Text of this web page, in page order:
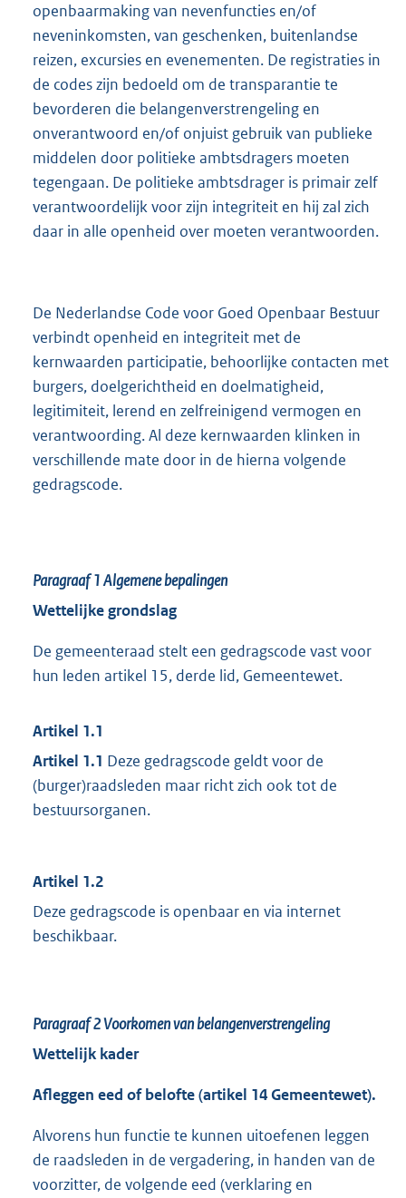
openbaarmaking van nevenfuncties en/of
neveninkomsten, van geschenken, buitenlandse
reizen, excursies en evenementen. De registraties in
de codes zijn bedoeld om de transparantie te
bevorderen die belangenverstrengeling en
onverantwoord en/of onjuist gebruik van publieke
middelen door politieke ambtsdragers moeten
tegengaan. De politieke ambtsdrager is primair zelf
verantwoordelijk voor zijn integriteit en hij zal zich
daar in alle openheid over moeten verantwoorden.
De Nederlandse Code voor Goed Openbaar Bestuur
verbindt openheid en integriteit met de
kernwaarden participatie, behoorlijke contacten met
burgers, doelgerichtheid en doelmatigheid,
legitimiteit, lerend en zelfreinigend vermogen en
verantwoording. Al deze kernwaarden klinken in
verschillende mate door in de hierna volgende
gedragscode.
Paragraaf 1Algemene bepalingen
Wettelijke grondslag
De gemeenteraad stelt een gedragscode vast voor
hun leden artikel 15, derde lid, Gemeentewet.
Artikel 1.1
Artikel 1.1 Deze gedragscode geldt voor de
(burger)raadsleden maar richt zich ook tot de
bestuursorganen.
Artikel 1.2
Deze gedragscode is openbaar en via internet
beschikbaar.
Paragraaf 2Voorkomen van belangenverstrengeling
Wettelijk kader
Afleggen eed of belofte (artikel 14 Gemeentewet).
Alvorens hun functie te kunnen uitoefenen leggen
de raadsleden in de vergadering, in handen van de
voorzitter, de volgende eed (verklaring en